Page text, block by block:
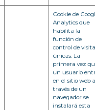
Cookie de
Analytics que
habilita la
función de
control de
únicas. La
primera vez
un usuario
en el sitio web a
través de un
navegador se
instalará esta